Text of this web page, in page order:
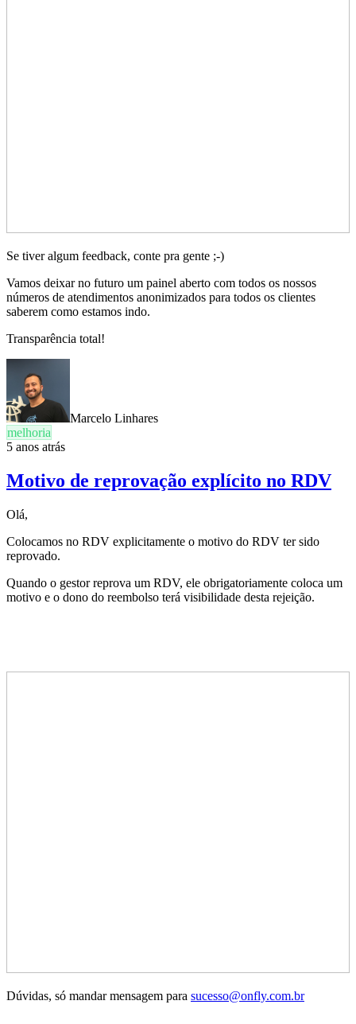
Se tiver algum feedback, conte pra gente ;-)
Vamos deixar no futuro um painel aberto com todos os nossos
números de atendimentos anonimizados para todos os clientes
saberem como estamos indo.
Transparência total!
Marcelo Linhares
melhoria
5 anos atrás
Motivo de reprovação explícito no RDV
Olá,
Colocamos no RDV explicitamente o motivo do RDV ter sido
reprovado.
Quando o gestor reprova um RDV, ele obrigatoriamente coloca um
motivo e o dono do reembolso terá visibilidade desta rejeição.
Dúvidas, só mandar mensagem para sucesso@onfly.com.br